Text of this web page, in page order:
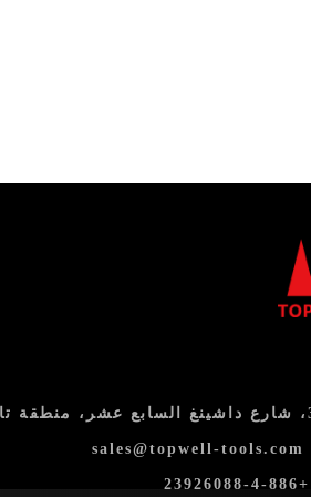
sales@topwell-tools.com
+886-4-23926088